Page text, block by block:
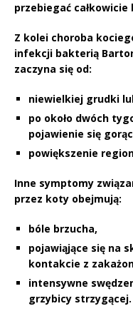
przebiegać całkowicie
Z kolei choroba
infekcji bakterią
zaczyna się od:
niewielkiej grudki
po około dwóch
pojawienie się
powiększenie
Inne symptomy
przez koty obejmują:
bóle brzucha,
pojawiąjące się na
kontakcie z
intensywne
grzybicy strzygącej.